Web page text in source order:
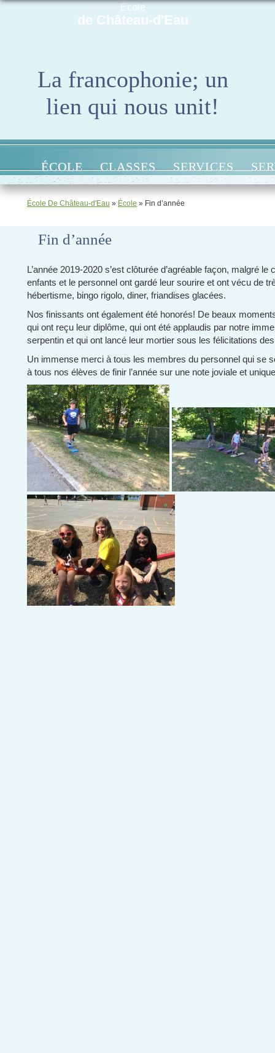
École
de Château-d'Eau
La francophonie; un
lien qui nous unit!
ÉCOLE CLASSES SERVICES
École De Château-d'Eau » École » Fin d’année
Fin d’année
L’année 2019-2020 s’est clôturée d’agréable façon, malgré
enfants et le personnel ont gardé leur sourire et ont vécu de
hébertisme, bingo rigolo, diner, friandises glacées.
Nos finissants ont également été honorés! De beaux
qui ont reçu leur diplôme, qui ont été applaudis par notre
serpentin et qui ont lancé leur mortier sous les félicitations
Un immense merci à tous les membres du personnel qui se
à tous nos élèves de finir l’année sur une note joviale et